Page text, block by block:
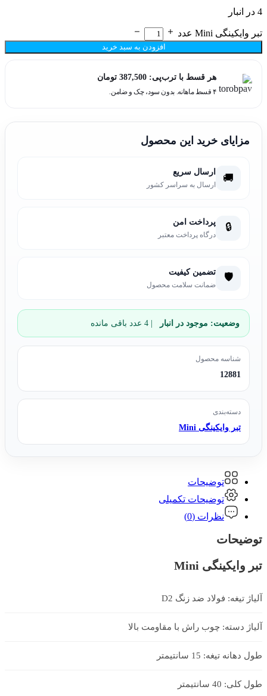
4 در انبار
تبر وایکینگی Mini عدد
افزودن به سبد خرید
هر قسط با ترب‌پی: 387,500 تومان
۴ قسط ماهانه. بدون سود، چک و ضامن.
مزایای خرید این محصول
🚚 ارسال سریع
ارسال به سراسر کشور
🔒 پرداخت امن
درگاه پرداخت معتبر
🛡️ تضمین کیفیت
ضمانت سلامت محصول
وضعیت: موجود در انبار
شناسه محصول
12881
دسته‌بندی
تبر وایکینگی Mini
توضیحات
توضیحات تکمیلی
نظرات (0)
توضیحات
تبر وایکینگی Mini
آلیاژ تیغه: فولاد ضد زنگ D2
آلیاژ دسته: چوب راش با مقاومت بالا
طول دهانه تیغه: 15 سانتیمتر
طول کلی: 40 سانتیمتر